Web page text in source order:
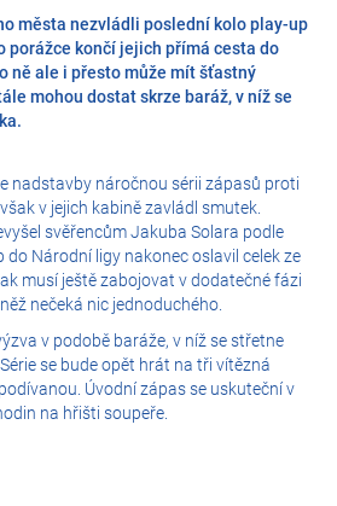
města nezvládli poslední kolo play-up
porážce končí jejich přímá cesta do
ně ale i přesto může mít šťastný
mohou dostat skrze baráž, v níž se
nadstavby náročnou sérii zápasů proti
v jejich kabině zavládl smutek.
svěřencům Jakuba Solara podle
Národní ligy nakonec oslavil celek ze
musí ještě zabojovat v dodatečné fázi
nečeká nic jednoduchého.
v podobě baráže, v níž se střetne
se bude opět hrát na tři vítězná
Úvodní zápas se uskuteční v
na hřišti soupeře.